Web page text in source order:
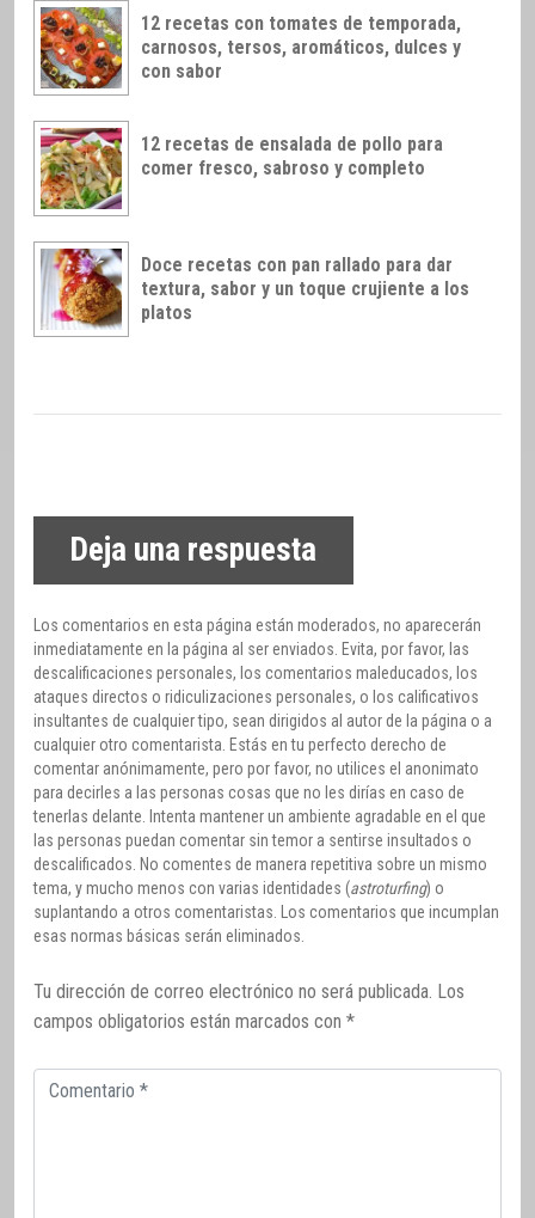
12 recetas con tomates de temporada,
carnosos, tersos, aromáticos, dulces y
con sabor
12 recetas de ensalada de pollo para
comer fresco, sabroso y completo
Doce recetas con pan rallado para dar
textura, sabor y un toque crujiente a los
platos
Deja una respuesta
Los comentarios en esta página están moderados, no aparecerán
inmediatamente en la página al ser enviados. Evita, por favor, las
descalificaciones personales, los comentarios maleducados, los
ataques directos o ridiculizaciones personales, o los calificativos
insultantes de cualquier tipo, sean dirigidos al autor de la página o a
cualquier otro comentarista. Estás en tu perfecto derecho de
comentar anónimamente, pero por favor, no utilices el anonimato
para decirles a las personas cosas que no les dirías en caso de
tenerlas delante. Intenta mantener un ambiente agradable en el que
las personas puedan comentar sin temor a sentirse insultados o
descalificados. No comentes de manera repetitiva sobre un mismo
tema, y mucho menos con varias identidades (astroturfing) o
suplantando a otros comentaristas. Los comentarios que incumplan
esas normas básicas serán eliminados.
Tu dirección de correo electrónico no será publicada. Los
campos obligatorios están marcados con *
Comentario